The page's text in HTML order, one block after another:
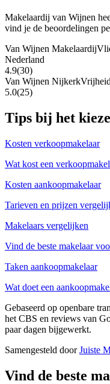
Makelaardij van Wijnen
vind je de beoordelingen
Van Wijnen Makelaardij
Nederland
4.9(30)
Van Wijnen Nijkerk
5.0(25)
Tips bij het
Kosten verkoopmakelaar
Wat kost een
Kosten aankoopmakelaar
Tarieven en prijzen
Makelaars vergelijken
Vind de beste makelaar
Taken aankoopmakelaar
Wat doet een
Gebaseerd op openbare
het CBS en reviews van
paar dagen bijgewerkt.
Samengesteld doorJuiste
Vind de beste